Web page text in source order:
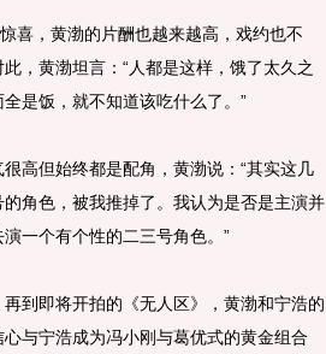
，黄渤的片酬也越来越高，戏约也不
，黄渤坦言：“人都是这样，饿了太久之
是饭，就不知道该吃什么了。”
但始终都是配角，黄渤说：“其实这几
角色，被我推掉了。我认为是否是主演并
一个有个性的二三号角色。”
即将开拍的《无人区》，黄渤和宁浩的
与宁浩成为冯小刚与葛优式的黄金组合